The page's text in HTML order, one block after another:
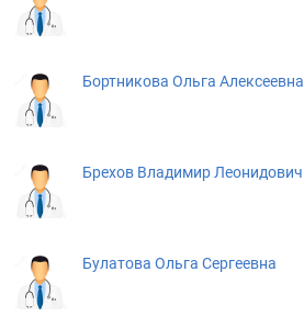
Бортникова Ольга Алексеевна
Брехов Владимир Леонидович
Булатова Ольга Сергеевна